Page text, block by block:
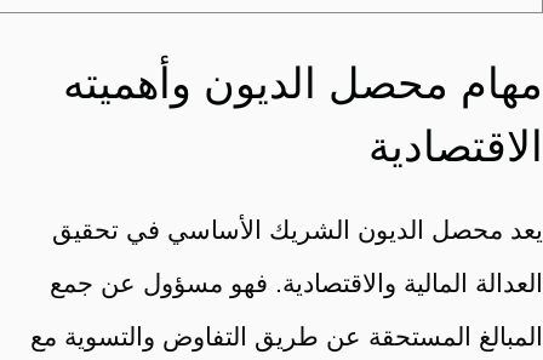
مهام محصل الديون وأهميته
الاقتصادية
يعد محصل الديون الشريك الأساسي في تحقيق
العدالة المالية والاقتصادية. فهو مسؤول عن جمع
المبالغ المستحقة عن طريق التفاوض والتسوية مع